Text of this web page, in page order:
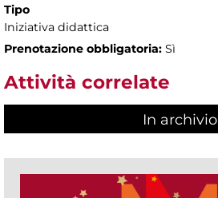
Tipo
Iniziativa didattica
Prenotazione obbligatoria: Sì
Attività correlate
In archivio